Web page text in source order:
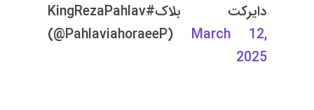
دایرکت بلاک#KingRezaPahlav
(@PahlaviahoraeeP) March 12,
2025